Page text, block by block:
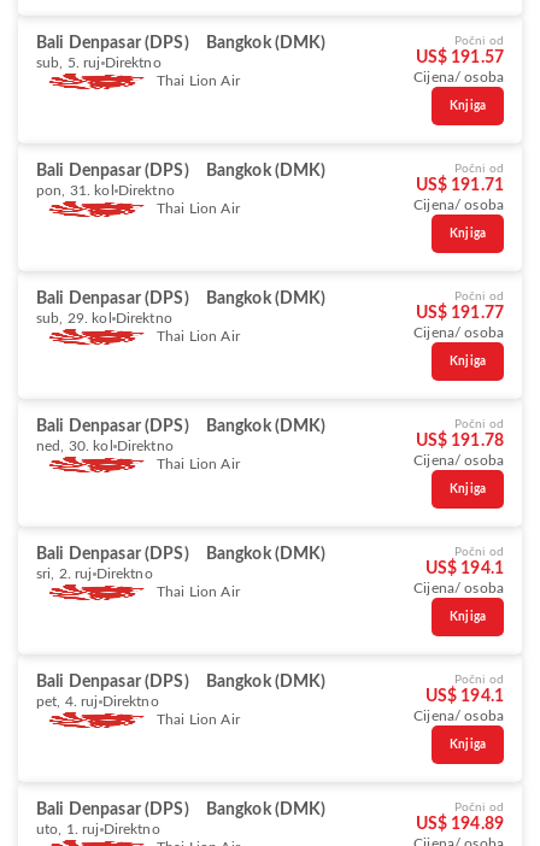
Bali Denpasar (DPS) Bangkok (DMK)
sub, 5. ruj Direktno
Thai Lion Air
Počni od
US$ 191.57
Cijena/ osoba
Knjiga
Bali Denpasar (DPS) Bangkok (DMK)
pon, 31. kol Direktno
Thai Lion Air
Počni od
US$ 191.71
Cijena/ osoba
Knjiga
Bali Denpasar (DPS) Bangkok (DMK)
sub, 29. kol Direktno
Thai Lion Air
Počni od
US$ 191.77
Cijena/ osoba
Knjiga
Bali Denpasar (DPS) Bangkok (DMK)
ned, 30. kol Direktno
Thai Lion Air
Počni od
US$ 191.78
Cijena/ osoba
Knjiga
Bali Denpasar (DPS) Bangkok (DMK)
sri, 2. ruj Direktno
Thai Lion Air
Počni od
US$ 194.1
Cijena/ osoba
Knjiga
Bali Denpasar (DPS) Bangkok (DMK)
pet, 4. ruj Direktno
Thai Lion Air
Počni od
US$ 194.1
Cijena/ osoba
Knjiga
Bali Denpasar (DPS) Bangkok (DMK)
uto, 1. ruj Direktno
Počni od
US$ 194.89